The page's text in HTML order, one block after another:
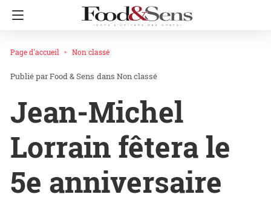
Page d'accueil Non classé
Food & Sens dans Non classé
Jean-Michel
Lorrain fêtera le
5e anniversaire